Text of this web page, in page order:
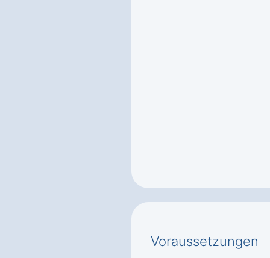
Voraussetzungen